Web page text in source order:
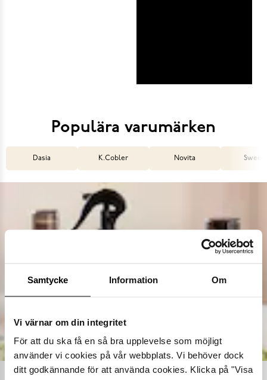
Samtycke Information Om
Vi värnar om din integritet
För att du ska få en så bra upplevelse som möjligt
använder vi cookies på vår webbplats. Vi behöver dock
ditt godkännande för att använda cookies. Klicka på "Visa
Populära varumärken
Dasia K.Cobler Novita